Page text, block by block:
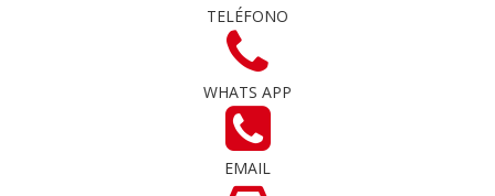
TELÉFONO
WHATS APP
EMAIL